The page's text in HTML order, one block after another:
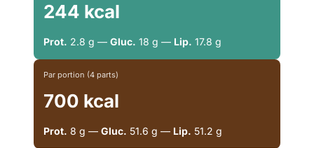
244 kcal
Prot. 2.8 g — Gluc. 18 g — Lip. 17.8 g
Par portion (4 parts)
700 kcal
Prot. 8 g — Gluc. 51.6 g — Lip. 51.2 g